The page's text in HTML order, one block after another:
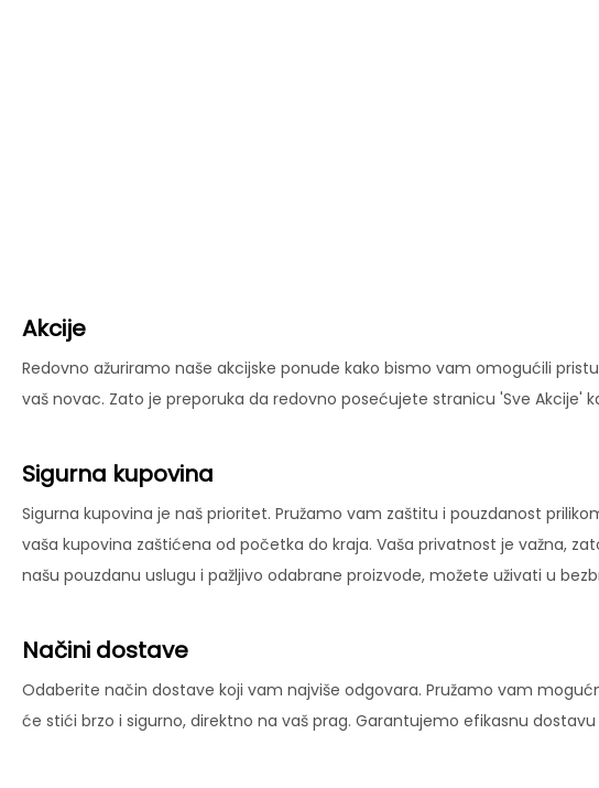
Akcije
Redovno ažuriramo naše akcijske ponude kako bismo vam omogućili
vaš novac. Zato je preporuka da redovno posećujete stranicu 'Sve Akcije'
Sigurna kupovina
Sigurna kupovina je naš prioritet. Pružamo vam zaštitu i pouzdanost
vaša kupovina zaštićena od početka do kraja. Vaša privatnost je važna,
našu pouzdanu uslugu i pažljivo odabrane proizvode, možete uživati u
Načini dostave
Odaberite način dostave koji vam najviše odgovara. Pružamo vam
će stići brzo i sigurno, direktno na vaš prag. Garantujemo efikasnu